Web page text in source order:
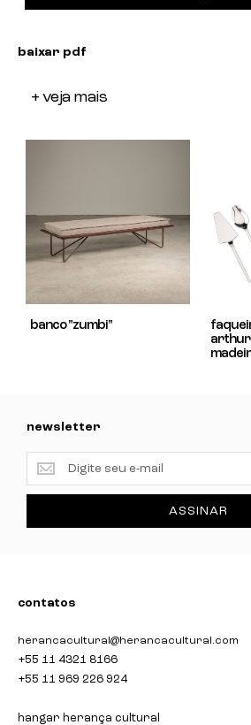
baixar pdf
+ veja mais
banco "zumbi"
arthur
newsletter
newsletter
ASSINAR
contatos
herancacultural@herancacultural.com
+55 11 4321 8166
+55 11 969 226 924
hangar herança cultural